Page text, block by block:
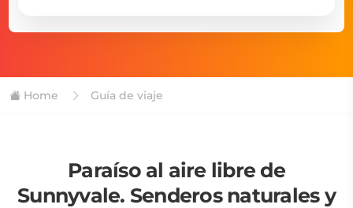
Home Guía de viaje
Paraíso al aire libre de
Sunnyvale. Senderos naturales y